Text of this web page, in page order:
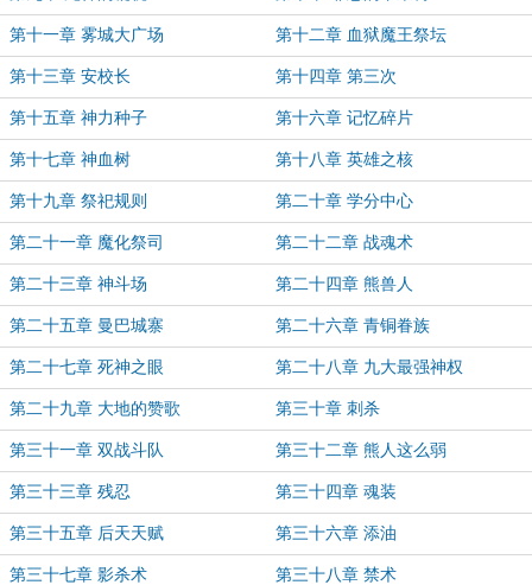
第十一章 雾城大广场 第十二章 血狱魔王祭坛
第十三章 安校长 第十四章 第三次
第十五章 神力种子 第十六章 记忆碎片
第十七章 神血树 第十八章 英雄之核
第十九章 祭祀规则 第二十章 学分中心
第二十一章 魔化祭司 第二十二章 战魂术
第二十三章 神斗场 第二十四章 熊兽人
第二十五章 曼巴城寨 第二十六章 青铜眷族
第二十七章 死神之眼 第二十八章 九大最强神权
第二十九章 大地的赞歌 第三十章 刺杀
第三十一章 双战斗队 第三十二章 熊人这么弱
第三十三章 残忍 第三十四章 魂装
第三十五章 后天天赋 第三十六章 添油
第三十七章 影杀术 第三十八章 禁术